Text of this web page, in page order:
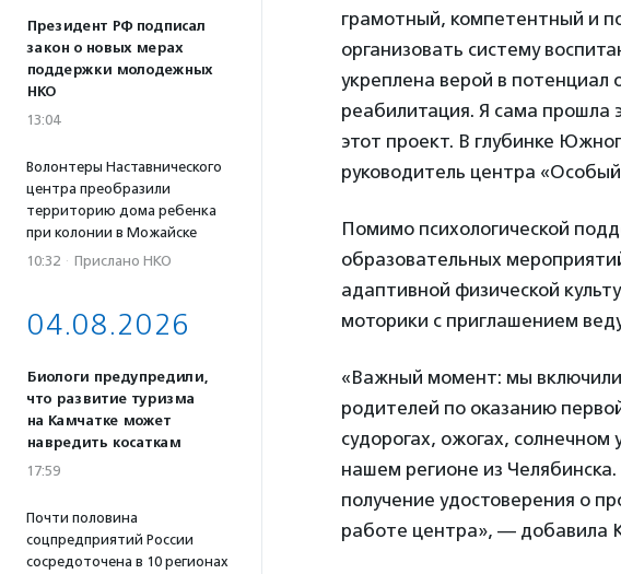
Президент РФ подписал
закон о новых мерах
поддержки молодежных
НКО
13:04
Волонтеры Наставнического
центра преобразили
территорию дома ребенка
при колонии в Можайске
10:32 · Прислано НКО
04.08.2026
Биологи предупредили,
что развитие туризма
на Камчатке может
навредить косаткам
17:59
Почти половина
соцпредприятий России
сосредоточена в 10 регионах
грамотный, компетентный и
организовать систему
укреплена верой в потенциал
реабилитация. Я сама прошла
этот проект. В глубинке
руководитель центра
Помимо психологической
образовательных
адаптивной физической
моторики с приглашением
«Важный момент: мы
родителей по оказанию
судорогах, ожогах, солнечном
нашем регионе из
получение удостоверения о
работе центра», — добавила